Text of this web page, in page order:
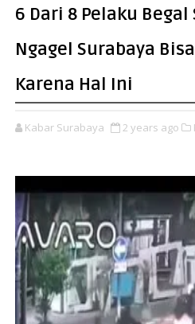
6 Dari 8 Pelaku
Ngagel Surabaya
Karena Hal Ini
Kabar Surabaya 2 years ago